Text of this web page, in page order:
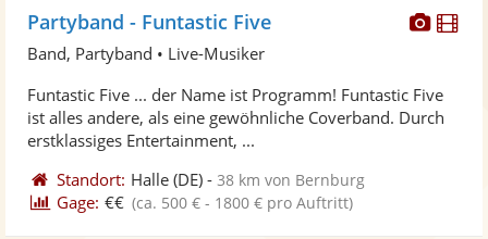
Fotos
Partyband - Funtastic Five
Band, Partyband • Live-Musiker
Funtastic Five ... der Name ist Programm! Funtastic Five
ist alles andere, als eine gewöhnliche Coverband. Durch
erstklassiges Entertainment, ...
Standort: Halle (DE) -38 km von Bernburg
Gage: €€ (ca. 500 € - 1800 € pro Auftritt)